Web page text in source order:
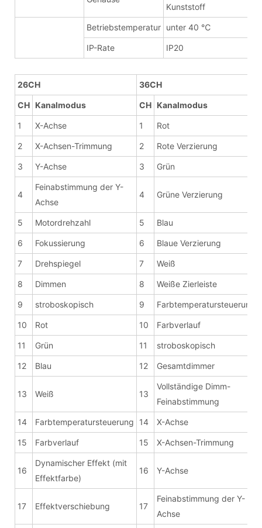
Kunststoff
Betriebstemperatur unter 40 ℃
IP-Rate IP20
26CH 36CH
CH Kanalmodus CH Kanalmodus
1 X-Achse 1 Rot
2 X-Achsen-Trimmung 2 Rote Verzierung
3 Y-Achse 3 Grün
4
Feinabstimmung der Y-
Achse
4 Grüne Verzierung
5 Motordrehzahl 5 Blau
6 Fokussierung 6 Blaue Verzierung
7 Drehspiegel 7 Weiß
8 Dimmen 8 Weiße Zierleiste
9 stroboskopisch 9 Farbtemperatursteuerung
10 Rot 10 Farbverlauf
11 Grün 11 stroboskopisch
12 Blau 12 Gesamtdimmer
13 Weiß 13
Vollständige Dimm-
Feinabstimmung
14 Farbtemperatursteuerung 14 X-Achse
15 Farbverlauf 15 X-Achsen-Trimmung
16
Dynamischer Effekt (mit
Effektfarbe)
16 Y-Achse
17 Effektverschiebung 17
Feinabstimmung der Y-
Achse